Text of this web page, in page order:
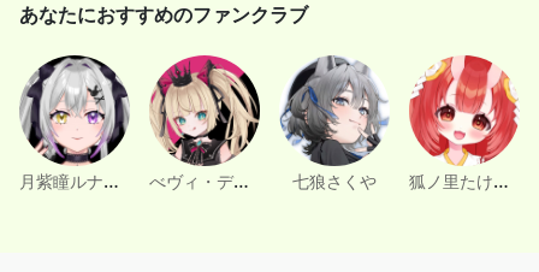
あなたにおすすめのファンクラブ
月紫瞳ルナ🌙🐇 べヴィ・ディディエライト 七狼さくや 狐ノ里たけのこ